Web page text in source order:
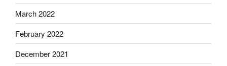
March 2022
February 2022
December 2021